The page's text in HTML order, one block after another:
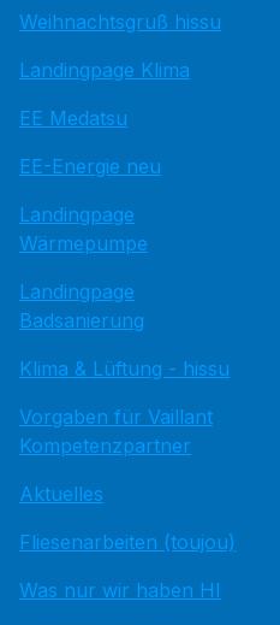
Weihnachtsgruß hissu
Landingpage Klima
EE Medatsu
EE-Energie neu
Landingpage
Wärmepumpe
Landingpage
Badsanierung
Klima & Lüftung - hissu
Vorgaben für Vaillant
Kompetenzpartner
Aktuelles
Fliesenarbeiten (toujou)
Was nur wir haben HI